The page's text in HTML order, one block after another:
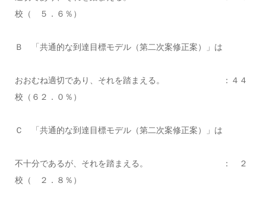
校（ ５．６％）
Ｂ 「共通的な到達目標モデル（第二次案修正案）」は
おおむね適切であり、それを踏まえる。 ：４４
校（６２．０％）
Ｃ 「共通的な到達目標モデル（第二次案修正案）」は
不十分であるが、それを踏まえる。 ： ２
校（ ２．８％）